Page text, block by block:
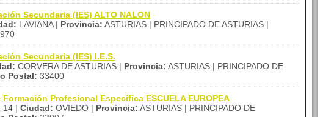
Secundaria (IES) ALTO NALON
LAVIANA | Provincia: ASTURIAS | PRINCIPADO DE ASTURIAS |
Secundaria (IES) I.E.S.
CORVERA DE ASTURIAS | Provincia: ASTURIAS | PRINCIPADO DE
Postal: 33400
Profesional Específica ESCUELA EUROPEA
14 | Ciudad: OVIEDO | Provincia: ASTURIAS | PRINCIPADO DE